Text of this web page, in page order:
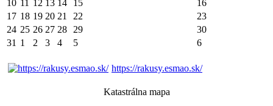
10 11 12 13 14 15
16
17 18 19 20 21 22
23
24 25 26 27 28 29
30
31 1 2 3 4 5 6
https://rakusy.esmao.sk/
Katastrálna mapa